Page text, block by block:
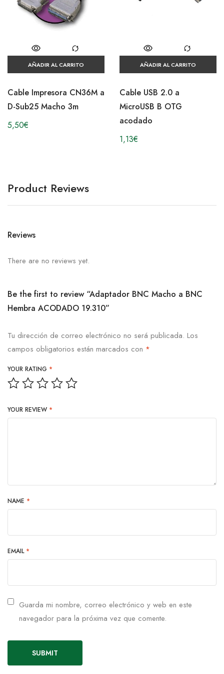
AÑADIR AL CARRITO
Cable Impresora CN36M a
D-Sub25 Macho 3m
5,50€
AÑADIR AL CARRITO
Cable USB 2.0 a
MicroUSB B OTG
acodado
1,13€
Product Reviews
Reviews
There are no reviews yet.
Be the first to review “Adaptador BNC Macho a BNC
Hembra ACODADO 19.310”
Tu dirección de correo electrónico no será publicada. Los
campos obligatorios están marcados con *
YOUR RATING *
YOUR REVIEW *
NAME *
EMAIL *
Guarda mi nombre, correo electrónico y web en este
navegador para la próxima vez que comente.